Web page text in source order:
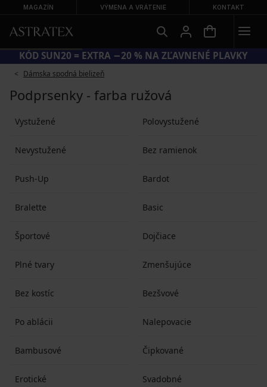
MAGAZÍN VÝMENA A VRÁTENIE KONTAKT
KÓD SUN20 = EXTRA −20 % NA ZĽAVNENÉ PLAVKY
Dámska spodná bielizeň
Podprsenky - farba ružová
Vystužené Polovystužené
Nevystužené Bez ramienok
Push-Up Bardot
Bralette Basic
Športové Dojčiace
Plné tvary Zmenšujúce
Bez kostíc Bezšvové
Po ablácii Nalepovacie
Bambusové Čipkované
Erotické Svadobné